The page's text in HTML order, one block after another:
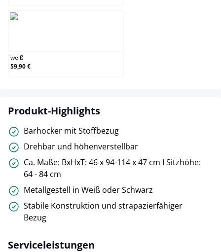
weiß
59,90 €
Produkt-Highlights
Barhocker mit Stoffbezug
Drehbar und höhenverstellbar
Ca. Maße: BxHxT: 46 x 94-114 x 47 cm I Sitzhöhe:
64 - 84 cm
Metallgestell in Weiß oder Schwarz
Stabile Konstruktion und strapazierfähiger
Bezug
Serviceleistungen